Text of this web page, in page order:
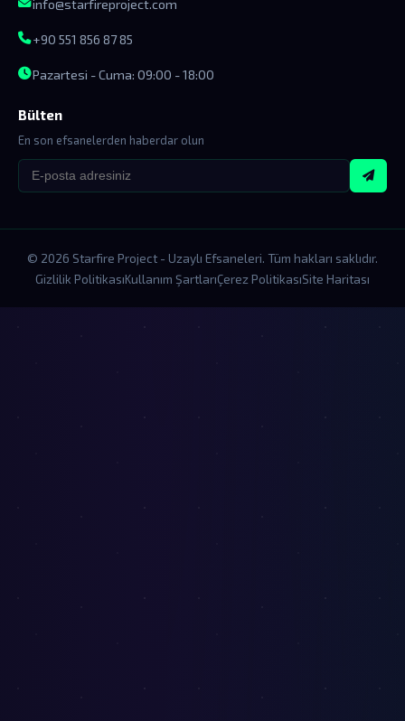
info@starfireproject.com
+90 551 856 87 85
Pazartesi - Cuma: 09:00 - 18:00
Bülten
En son efsanelerden haberdar olun
© 2026 Starfire Project - Uzaylı Efsaneleri. Tüm hakları saklıdır.
Gizlilik PolitikasıKullanım ŞartlarıÇerez PolitikasıSite Haritası